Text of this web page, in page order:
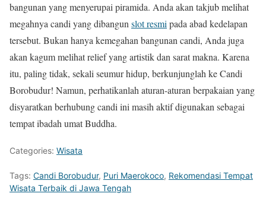
bangunan yang menyerupai piramida. Anda akan takjub melihat
megahnya candi yang dibangun slot resmi pada abad kedelapan
tersebut. Bukan hanya kemegahan bangunan candi, Anda juga
akan kagum melihat relief yang artistik dan sarat makna. Karena
itu, paling tidak, sekali seumur hidup, berkunjunglah ke Candi
Borobudur! Namun, perhatikanlah aturan-aturan berpakaian yang
disyaratkan berhubung candi ini masih aktif digunakan sebagai
tempat ibadah umat Buddha.
Categories: Wisata
Tags: Candi Borobudur, Puri Maerokoco, Rekomendasi Tempat
Wisata Terbaik di Jawa Tengah